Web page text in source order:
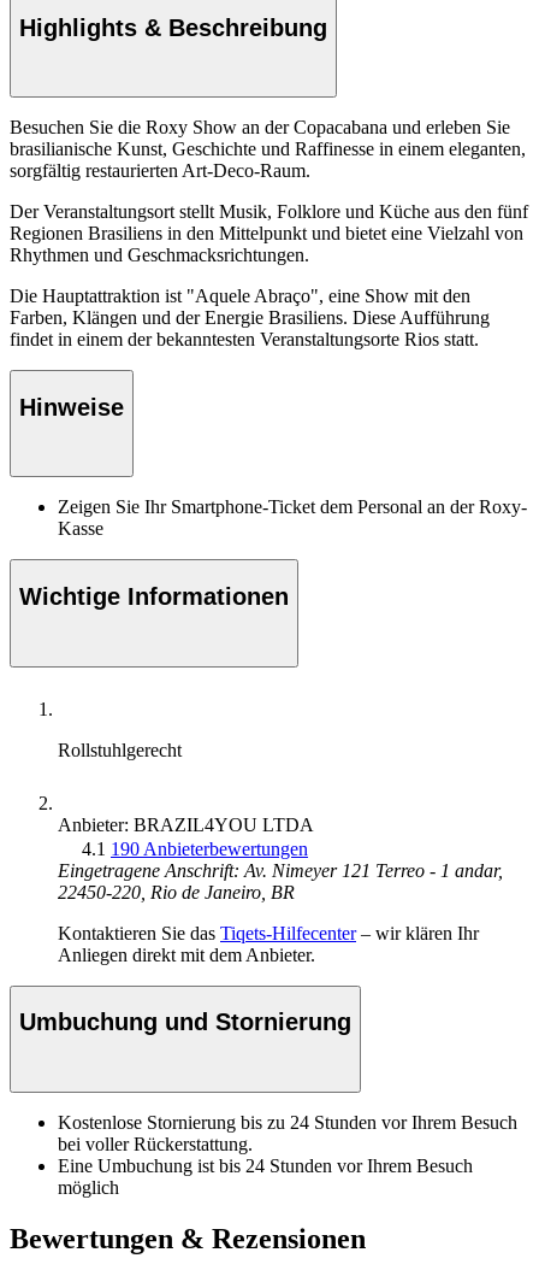
Highlights & Beschreibung
Besuchen Sie die Roxy Show an der Copacabana und erleben Sie
brasilianische Kunst, Geschichte und Raffinesse in einem eleganten,
sorgfältig restaurierten Art-Deco-Raum.
Der Veranstaltungsort stellt Musik, Folklore und Küche aus den fünf
Regionen Brasiliens in den Mittelpunkt und bietet eine Vielzahl von
Rhythmen und Geschmacksrichtungen.
Die Hauptattraktion ist "Aquele Abraço", eine Show mit den
Farben, Klängen und der Energie Brasiliens. Diese Aufführung
findet in einem der bekanntesten Veranstaltungsorte Rios statt.
Hinweise
Zeigen Sie Ihr Smartphone-Ticket dem Personal an der Roxy-
Kasse
Wichtige Informationen
Rollstuhlgerecht
Anbieter: BRAZIL4YOU LTDA
4.1 190 Anbieterbewertungen
Eingetragene Anschrift: Av. Nimeyer 121 Terreo - 1 andar,
22450-220, Rio de Janeiro, BR
Kontaktieren Sie das Tiqets-Hilfecenter– wir klären Ihr
Anliegen direkt mit dem Anbieter.
Umbuchung und Stornierung
Kostenlose Stornierung bis zu 24 Stunden vor Ihrem Besuch
bei voller Rückerstattung.
Eine Umbuchung ist bis 24 Stunden vor Ihrem Besuch
möglich
Bewertungen & Rezensionen